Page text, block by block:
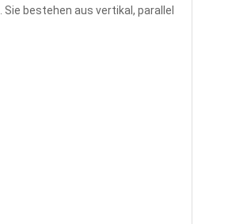
bestehen aus vertikal, parallel